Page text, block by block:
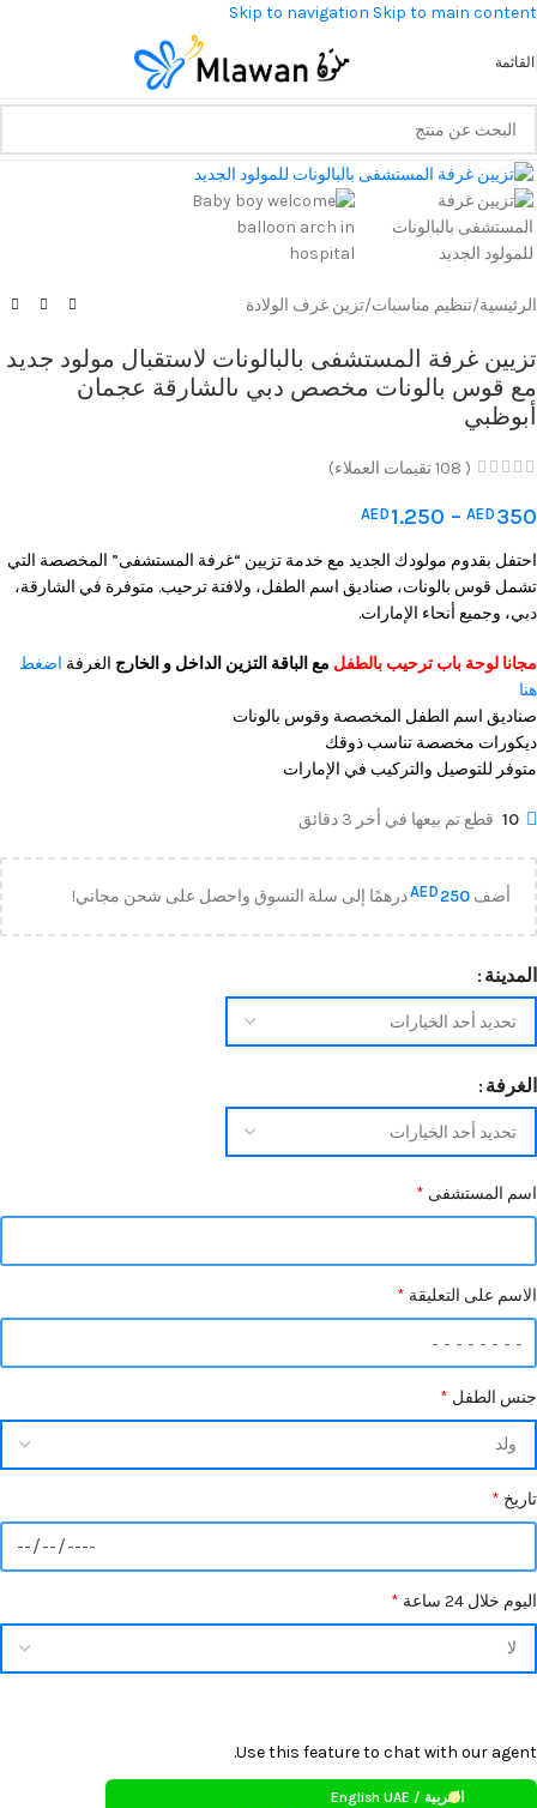
Skip to navigation Skip to main content
القائمة
Click to enlarge
الرئيسية/تنظيم مناسبات/تزين غرف الولادة
تزيين غرفة المستشفى بالبالونات لاستقبال مولود جديد
مع قوس بالونات مخصص دبي ىالشارقة عجمان
أبوظبي
(
108تقيمات العملاء)
AED 350
–
AED 1.250
احتفل بقدوم مولودك الجديد مع خدمة تزيين “غرفة المستشفى” المخصصة التي
تشمل قوس بالونات، صناديق اسم الطفل، ولافتة ترحيب. متوفرة في الشارقة،
دبي، وجميع أنحاء الإمارات.
مجانا لوحة باب ترحيب بالطفل مع الباقة التزين الداخل و الخارج الغرفة اضغط
هنا
صناديق اسم الطفل المخصصة وقوس بالونات
ديكورات مخصصة تناسب ذوقك
متوفر للتوصيل والتركيب في الإمارات
10 قطع تم بيعها في أخر 3 دقائق
أضف AED 250 درهمًا إلى سلة التسوق واحصل على شحن مجاني!
المدينة
الغرفة
اسم المستشفى *
الاسم على التعليقة *
جنس الطفل *
تاريخ *
اليوم خلال 24 ساعة *
Use this feature to chat with our agent.
العربية / English UAE